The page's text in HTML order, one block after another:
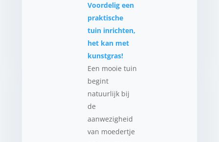
Voordelig een
praktische
tuin inrichten,
het kan met
kunstgras!
Een mooie tuin
begint
natuurlijk bij
de
aanwezigheid
van moedertje